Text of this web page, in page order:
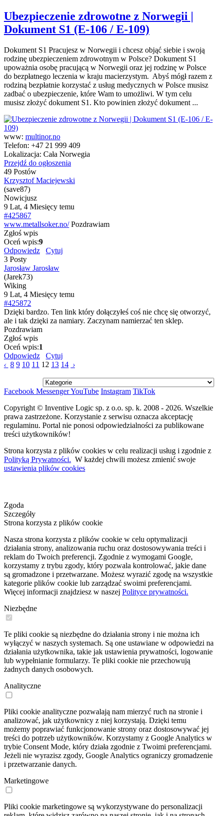
Ubezpieczenie zdrowotne z Norwegii |
Dokument S1 (E-106 / E-109)
Dokument S1 Pracujesz w Norwegii i chcesz objąć siebie i swoją
rodzinę ubezpieczeniem zdrowotnym w Polsce? Dokument S1
upoważnia osobę pracującą w Norwegii oraz jej rodzinę w Polsce
do bezpłatnego leczenia w kraju macierzystym. Abyś mógł razem z
rodziną bezpłatnie korzystać z usług medycznych w Polsce musisz
zadbać o ubezpieczenie, które Wam to umożliwi. W tym celu
musisz złożyć dokument S1. Kto powinien złożyć dokument ...
www: multinor.no
Telefon: +47 21 999 409
Lokalizacja: Cała Norwegia
Przejdź do ogłoszenia
49 Postów
Krzysztof Maciejewski
(save87)
Nowicjusz
9 Lat, 4 Miesięcy temu
#425867
www.metallsoker.no/Pozdrawiam
Zgłoś wpis
Oceń wpis:9
Odpowiedz
Cytuj
3 Posty
Jarosław Jarosław
(Jarek73)
Wiking
9 Lat, 4 Miesięcy temu
#425872
Dzięki bardzo. Ten link który dołączyłeś coś nie chcę się otworzyć,
ale i tak dzięki za namiary. Zaczynam namierzać ten sklep.
Pozdrawiam
Zgłoś wpis
Oceń wpis:1
Odpowiedz
Cytuj
‹ 8 9 10 11 12 13 14 ›
Facebook MessengerYouTube Instagram TikTok
Copyright © Inventive Logic sp. z o.o. sp. k. 2008 - 2026. Wszelkie
prawa zastrzeżone. Korzystanie z serwisu oznacza akceptację
regulaminu. Portal nie ponosi odpowiedzialności za publikowane
treści użytkowników!
Strona korzysta z plików cookies w celu realizacji usług i zgodnie z
Polityką Prywatności. W każdej chwili możesz zmienić swoje
ustawienia plików cookies
Zgoda
Szczegóły
Strona korzysta z plików cookie
Nasza strona korzysta z plików cookie w celu optymalizacji
działania strony, analizowania ruchu oraz dostosowywania treści i
reklam do Twoich preferencji. Zgodnie z wymogami Google,
korzystamy z trybu zgody, który pozwala kontrolować, jakie dane
są gromadzone i przetwarzane. Możesz wyrazić zgodę na wszystkie
kategorie plików cookie lub zarządzać swoimi preferencjami.
Więcej informacji znajdziesz w naszej Polityce prywatności.
Niezbędne
Te pliki cookie są niezbędne do działania strony i nie można ich
wyłączyć w naszych systemach. Są one ustawiane w odpowiedzi na
działania użytkownika, takie jak ustawienia prywatności, logowanie
lub wypełnianie formularzy. Te pliki cookie nie przechowują
żadnych danych osobowych.
Analityczne
Pliki cookie analityczne pozwalają nam mierzyć ruch na stronie i
analizować, jak użytkownicy z niej korzystają. Dzięki temu
możemy poprawiać funkcjonowanie strony oraz dostosowywać jej
treści do potrzeb użytkowników. Korzystamy z Google Analytics w
trybie Consent Mode, który działa zgodnie z Twoimi preferencjami.
Jeżeli nie wyrazisz zgody, Google Analytics ograniczy gromadzenie
i przetwarzanie danych.
Marketingowe
Pliki cookie marketingowe są wykorzystywane do personalizacji